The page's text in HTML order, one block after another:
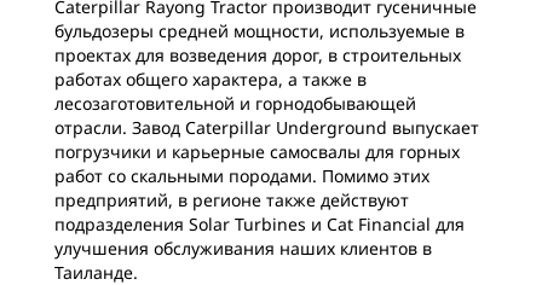
Caterpillar Rayong Tractor производит гусеничные
бульдозеры средней мощности, используемые в
проектах для возведения дорог, в строительных
работах общего характера, а также в
лесозаготовительной и горнодобывающей
отрасли. Завод Caterpillar Underground выпускает
погрузчики и карьерные самосвалы для горных
работ со скальными породами. Помимо этих
предприятий, в регионе также действуют
подразделения Solar Turbines и Cat Financial для
улучшения обслуживания наших клиентов в
Таиланде.